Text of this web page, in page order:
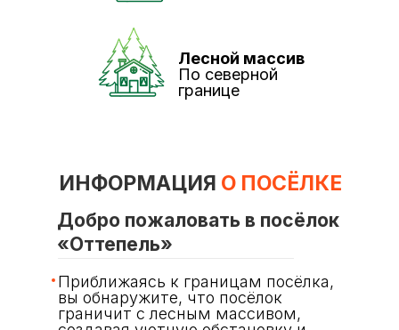
Лесной массив
По северной
границе
Добро пожаловать в посёлок
«Оттепель»
Приближаясь к границам посёлка,
вы обнаружите, что посёлок
граничит с лесным массивом,
ИНФОРМАЦИЯ О ПОСЁЛКЕ